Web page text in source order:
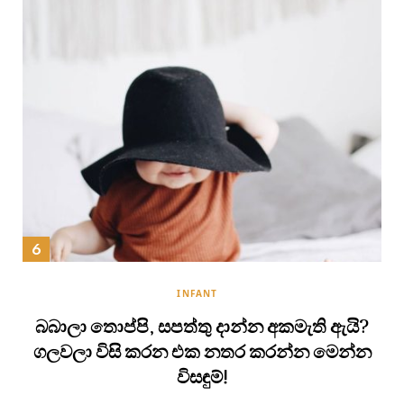
INFANT
බබාලා තොප්පි, සපත්තු දාන්න අකමැති ඇයි?
ගලවලා විසි කරන එක නතර කරන්න මෙන්න
විසඳුම්!